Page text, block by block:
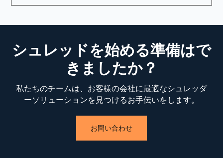
シュレッドを始める準備はで
きましたか？
私たちのチームは、お客様の会社に最適なシュレッダ
ーソリューションを見つけるお手伝いをします。
お問い合わせ